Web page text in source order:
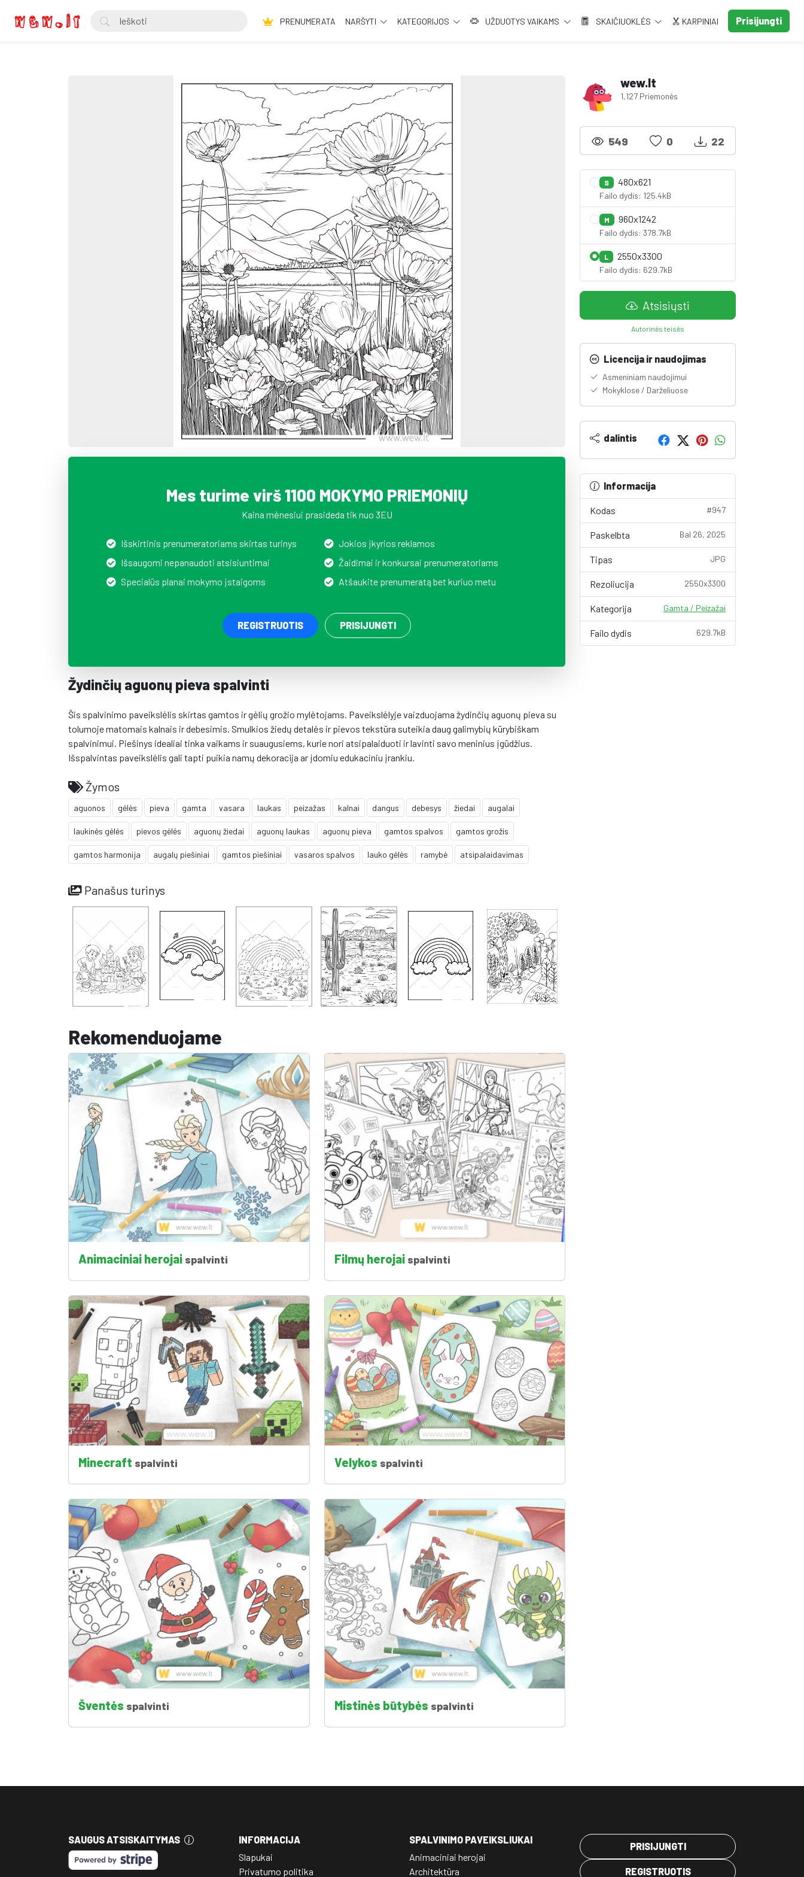
PRENUMERATA NARŠYTI KATEGORIJOS UŽDUOTYS VAIKAMS SKAIČIUOKLĖS KARPINIAI Prisijungti
Mes turime virš 1100 MOKYMO PRIEMONIŲ
Kaina mėnesiui prasideda tik nuo 3EU
Išskirtinis prenumeratoriams skirtas turinys
Išsaugomi nepanaudoti atsisiuntimai
Specialūs planai mokymo įstaigoms
Jokios įkyrios reklamos
Žaidimai ir konkursai prenumeratoriams
Atšaukite prenumeratą bet kuriuo metu
REGISTRUOTIS PRISIJUNGTI
Žydinčių aguonų pieva spalvinti
Šis spalvinimo paveikslėlis skirtas gamtos ir gėlių grožio mylėtojams. Paveikslėlyje vaizduojama žydinčių aguonų pieva su
tolumoje matomais kalnais ir debesimis. Smulkios žiedų detalės ir pievos tekstūra suteikia daug galimybių kūrybiškam
spalvinimui. Piešinys idealiai tinka vaikams ir suaugusiems, kurie nori atsipalaiduoti ir lavinti savo meninius įgūdžius.
Išspalvintas paveikslėlis gali tapti puikia namų dekoracija ar įdomiu edukaciniu įrankiu.
Žymos
aguonos gėlės pieva gamta vasara laukas peizažas kalnai dangus debesys žiedai augalai
laukinės gėlės pievos gėlės aguonų žiedai aguonų laukas aguonų pieva gamtos spalvos gamtos grožis
gamtos harmonija augalų piešiniai gamtos piešiniai vasaros spalvos lauko gėlės ramybė atsipalaidavimas
Panašus turinys
Rekomenduojame
Animaciniai herojai spalvinti Filmų herojai spalvinti
Minecraft spalvinti Velykos spalvinti
Šventės spalvinti Mistinės būtybės spalvinti
wew.lt
1,127 Priemonės
549 0 22
S 480x621
Failo dydis: 125.4kB
M 960x1242
Failo dydis: 378.7kB
L 2550x3300
Failo dydis: 629.7kB
Atsisiųsti
Autorinės teisės
Licencija ir naudojimas
Asmeniniam naudojimui
Mokyklose / Darželiuose
dalintis
Informacija
Kodas #947
Paskelbta Bal 26, 2025
Tipas JPG
Rezoliucija 2550x3300
Kategorija Gamta / Peizažai
Failo dydis 629.7kB
SAUGUS ATSISKAITYMAS
INFORMACIJA
Slapukai
Privatumo politika
SPALVINIMO PAVEIKSLIUKAI
Animaciniai herojai
Architektūra
PRISIJUNGTI
REGISTRUOTIS